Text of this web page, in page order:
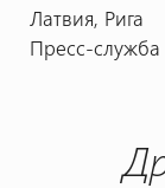
Латвия, Рига
Пресс-